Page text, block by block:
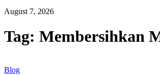
August 7, 2026
Tag: Membersihkan
Blog